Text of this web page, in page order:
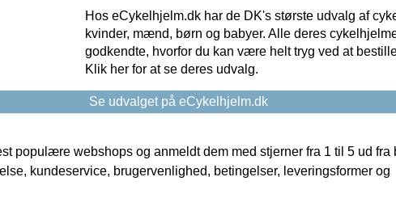
Hos eCykelhjelm.dk har de DK's største udvalg af
kvinder, mænd, børn og babyer. Alle deres
godkendte, hvorfor du kan være helt tryg ved at
Klik her for at se deres udvalg.
Se udvalget på eCykelhjelm.dk
populære webshops og anmeldt dem med stjerner fra 1 til 5 ud fra
kundeservice, brugervenlighed, betingelser, leveringsformer og